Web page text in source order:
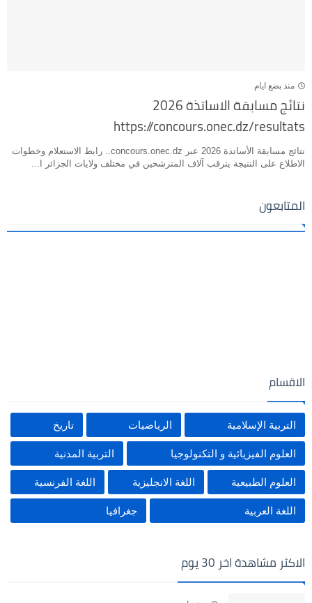
منذ بضع ايام
نتائج مسابقة الاساتذة 2026
https://concours.onec.dz/resultats
نتائج مسابقة الأساتذة 2026 عبر concours.onec.dz.. رابط الاستعلام وخطوات
الاطلاع على النتيجة يترقب آلاف المترشحين في مختلف ولايات الجزائر ا...
المتابعون
الاقسام
التربية الإسلامية الرياضيات تاريخ
العلوم الفيزيائية و التكنولوجيا التربية المدنية
العلوم الطبيعية اللغة الانجليزية اللغة الفرنسية
اللغة العربية جغرافيا
الاكثر مشاهدة اخر 30 يوم